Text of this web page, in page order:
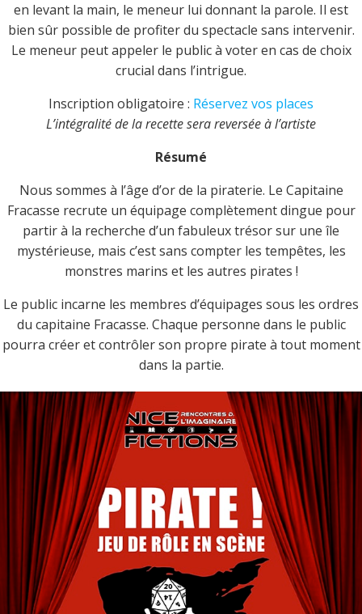
en levant la main, le meneur lui donnant la parole. Il est
bien sûr possible de profiter du spectacle sans intervenir.
Le meneur peut appeler le public à voter en cas de choix
crucial dans l’intrigue.
Inscription obligatoire : Réservez vos places
L’intégralité de la recette sera reversée à l’artiste
Résumé
Nous sommes à l’âge d’or de la piraterie. Le Capitaine
Fracasse recrute un équipage complètement dingue pour
partir à la recherche d’un fabuleux trésor sur une île
mystérieuse, mais c’est sans compter les tempêtes, les
monstres marins et les autres pirates !
Le public incarne les membres d’équipages sous les ordres
du capitaine Fracasse. Chaque personne dans le public
pourra créer et contrôler son propre pirate à tout moment
dans la partie.